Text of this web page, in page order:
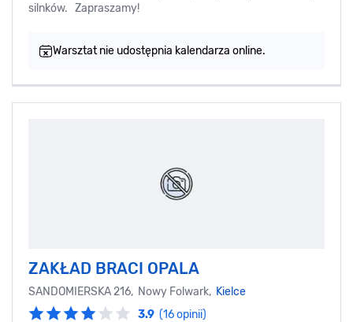
silnków. Zapraszamy!
Warsztat nie udostępnia kalendarza online.
ZAKŁAD BRACI OPALA
SANDOMIERSKA 216, Nowy Folwark, Kielce
3.9 (16 opinii)